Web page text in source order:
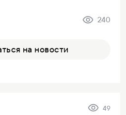
240
на новости
49